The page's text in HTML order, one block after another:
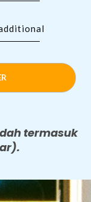
termasuk